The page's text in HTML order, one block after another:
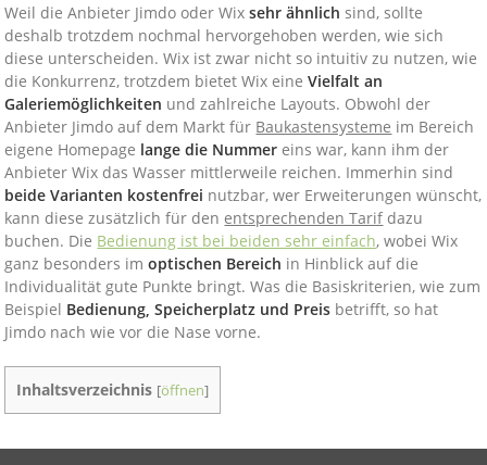
Weil die Anbieter Jimdo oder Wixsehr ähnlich sind, sollte
deshalb trotzdem nochmal hervorgehoben werden, wie sich
diese unterscheiden. Wix ist zwar nicht so intuitiv zu nutzen, wie
die Konkurrenz, trotzdem bietet Wix eineVielfalt an
Galeriemöglichkeiten und zahlreiche Layouts. Obwohl der
Anbieter Jimdo auf dem Markt für Baukastensysteme im Bereich
eigene Homepage lange die Nummer eins war, kann ihm der
Anbieter Wix das Wasser mittlerweile reichen. Immerhin sind
beide Varianten kostenfrei nutzbar, wer Erweiterungen wünscht,
kann diese zusätzlich für den entsprechenden Tarifdazu
buchen. Die Bedienung ist bei beiden sehr einfach, wobei Wix
ganz besonders imoptischen Bereich in Hinblick auf die
Individualität gute Punkte bringt. Was die Basiskriterien, wie zum
Beispiel Bedienung, Speicherplatz und Preis betrifft, so hat
Jimdo nach wie vor die Nase vorne.
Inhaltsverzeichnis [öffnen]